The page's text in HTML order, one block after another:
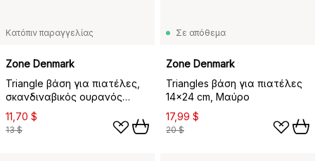
Κατόπιν παραγγελίας
Zone Denmark
Triangle βάση για πιατέλες,
σκανδιναβικός ουρανός
(μπλε)
11,70 $
13 $
Σε απόθεμα
Zone Denmark
Triangles βάση για πιατέλες
14x24 cm, Μαύρο
17,99 $
20 $